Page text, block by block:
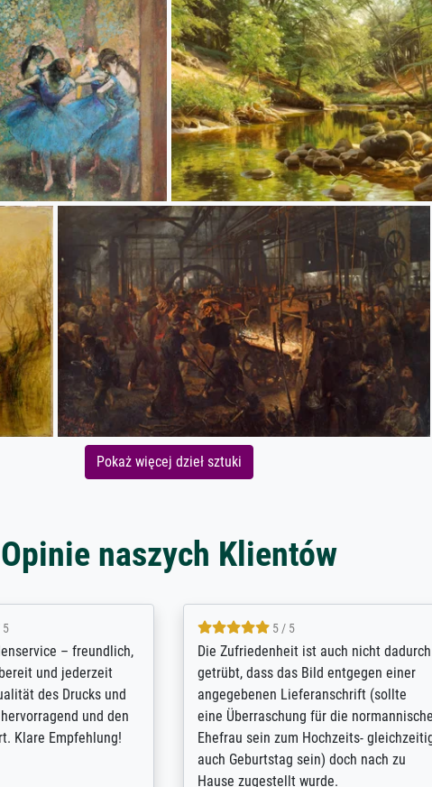
Pokaż więcej dzieł sztuki
Opinie naszych Klientów
mit der
aus dem 1.
ich ein
Das habe ich bei
der Auswahl der
4.8 / 5
Hervorragende Qualität. Man kann sich
vieles anpassen lassen, wie z.B.:
Randentfernung, Farbe, Helligkeit,
Kontrast und Weiteres. Sehr freundliche
Kontaktperson per Mail. Das Bild (ein
Kunstdruck) wurde sehr gut verpackt -
sehr starke Papprolle mit Plastikdeckeln